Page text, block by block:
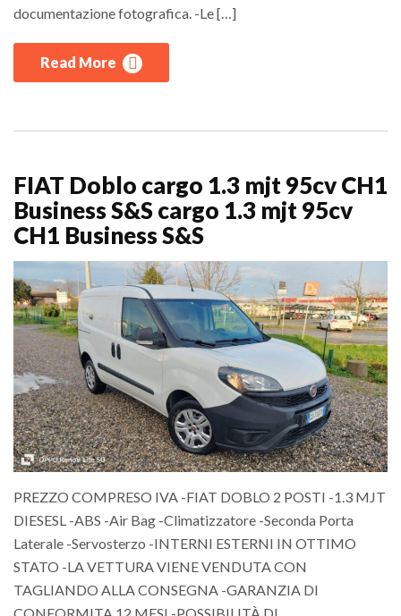
documentazione fotografica. -Le […]
Read More
FIAT Doblo cargo 1.3 mjt 95cv CH1
Business S&S cargo 1.3 mjt 95cv
CH1 Business S&S
PREZZO COMPRESO IVA -FIAT DOBLO 2 POSTI -1.3 MJT
DIESESL -ABS -Air Bag -Climatizzatore -Seconda Porta
Laterale -Servosterzo -INTERNI ESTERNI IN OTTIMO
STATO -LA VETTURA VIENE VENDUTA CON
TAGLIANDO ALLA CONSEGNA -GARANZIA DI